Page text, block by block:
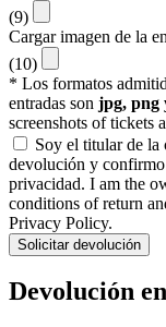
(9)
Cargar imagen de la
(10)
* Los formatos
entradas son jpg, png
screenshots of tickets
Soy el titular de la
devolución y
privacidad. I am the
conditions of return
Privacy Policy.
Solicitar devolución
Devolución